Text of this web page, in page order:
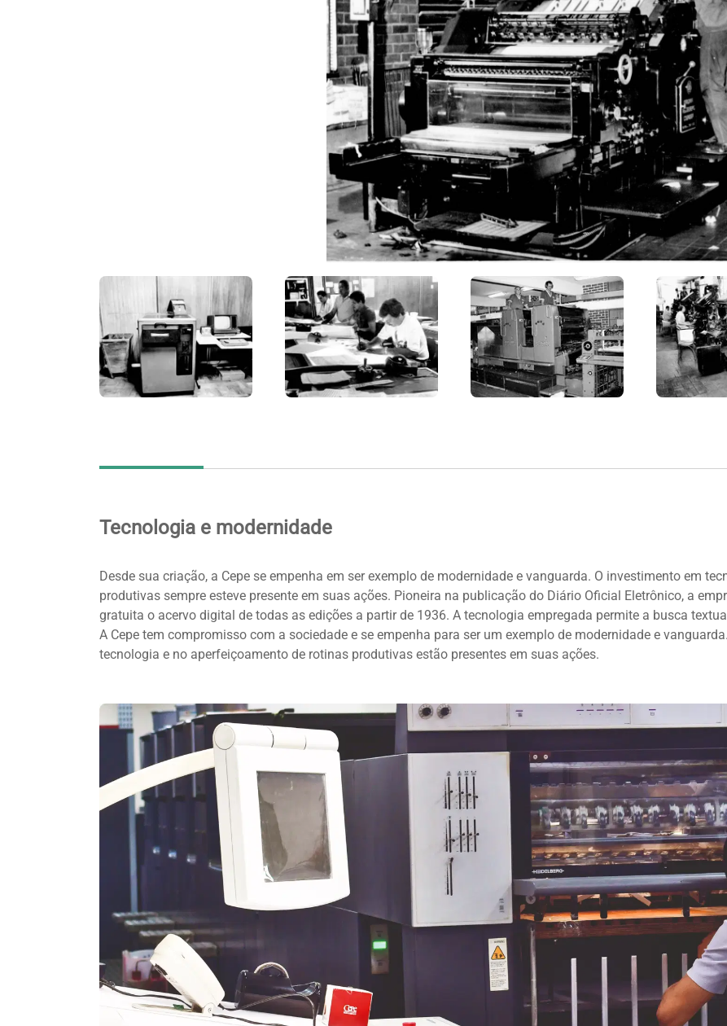
Tecnologia e modernidade
Desde sua criação, a Cepe se empenha em ser exemplo de modernidade e vanguarda. O investimento em
produtivas sempre esteve presente em suas ações. Pioneira na publicação do Diário Oficial Eletrônico, a
gratuita o acervo digital de todas as edições a partir de 1936. A tecnologia empregada permite a busca
A Cepe tem compromisso com a sociedade e se empenha para ser um exemplo de modernidade e
tecnologia e no aperfeiçoamento de rotinas produtivas estão presentes em suas ações.